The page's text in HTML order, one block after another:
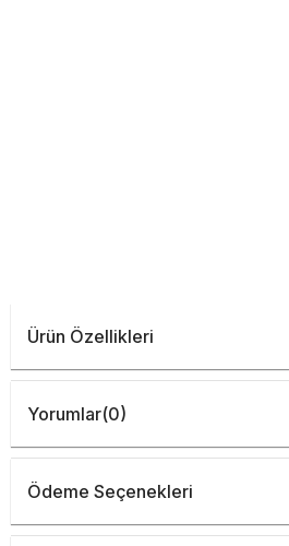
Ürün Özellikleri
Yorumlar(0)
Ödeme Seçenekleri